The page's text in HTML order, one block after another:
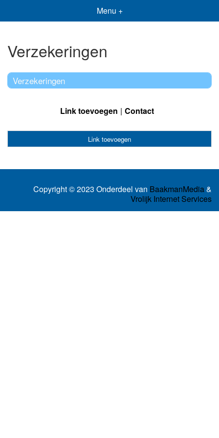
Menu +
Verzekeringen
Verzekeringen
Link toevoegen Contact
Link toevoegen
Copyright © 2023 Onderdeel van BaakmanMedia&
Vrolijk Internet Services